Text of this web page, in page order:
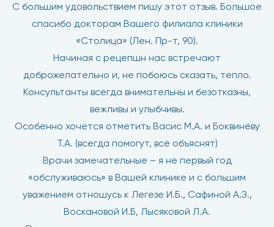
С большим удовольствием пишу этот отзыв. Большое
спасибо докторам Вашего филиала клиники
«Столица» (Лен. Пр-т, 90).
Начиная с рецепшн нас встречают
доброжелательно и, не побоюсь сказать, тепло.
Консультанты всегда внимательны и безотказны,
вежливы и улыбчивы.
Особенно хочется отметить Васис М.А. и Боквинёву
Т.А. (всегда помогут, всё объяснят)
Врачи замечательные – я не первый год
«обслуживаюсь» в Вашей клинике и с большим
уважением отношусь к Легезе И.Б., Сафиной А.З.,
Воскановой И.Б, Лысяковой Л.А.